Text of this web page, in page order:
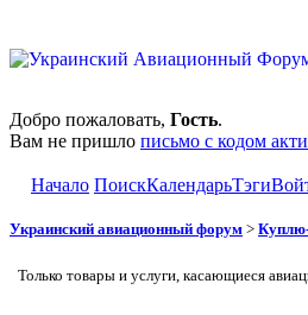
Добро пожаловать, Гость.
Вам не пришло письмо с кодом
Начало ПоискКалендарьТэги
Украинский авиационный форум >
Только товары и услуги, касающиеся